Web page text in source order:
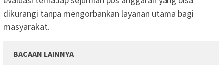
dikurangi tanpa mengorbankan layanan utama bagi
masyarakat.
BACAAN LAINNYA